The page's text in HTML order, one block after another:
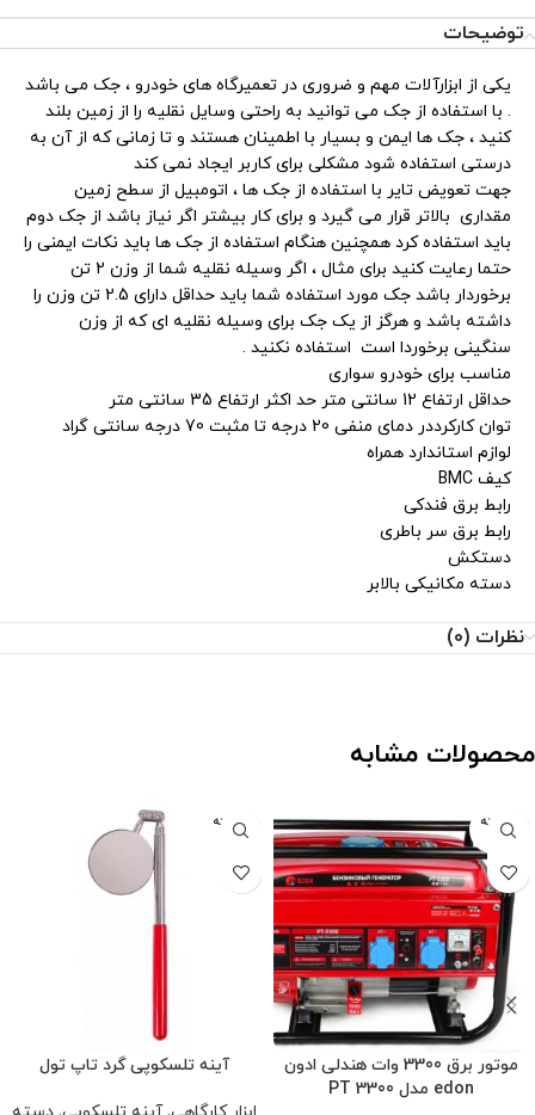
توضیحات
یکی از ابزارآلات مهم و ضروری در تعمیرگاه های خودرو ، جک می باشد
. با استفاده از جک می توانید به راحتی وسایل نقلیه را از زمین بلند
کنید ، جک ها ایمن و بسیار با اطمینان هستند و تا زمانی که از آن به
درستی استفاده شود مشکلی برای کاربر ایجاد نمی کند
جهت تعویض تایر با استفاده از جک ها ، اتومبیل از سطح زمین
مقداری بالاتر قرار می گیرد و برای کار بیشتر اگر نیاز باشد از جک دوم
باید استفاده کرد همچنین هنگام استفاده از جک ها باید نکات ایمنی را
حتما رعایت کنید برای مثال ، اگر وسیله نقلیه شما از وزن 2 تن
برخوردار باشد جک مورد استفاده شما باید حداقل دارای 2.5 تن وزن را
داشته باشد و هرگز از یک جک برای وسیله نقلیه ای که از وزن
سنگینی برخوردا است استفاده نکنید .
مناسب برای خودرو سواری
حداقل ارتفاع 12 سانتی متر حد اکثر ارتفاع 35 سانتی متر
توان کارکرددر دمای منفی 20 درجه تا مثبت 70 درجه سانتی گراد
لوازم استاندارد همراه
کیف BMC
رابط برق فندکی
رابط برق سر باطری
دستکش
دسته مکانیکی بالابر
نظرات (0)
محصولات مشابه
فروخته
شده
موتور برق 3300 وات هندلی ادون
edon مدل PT 3300
فروخته
شده
آینه تلسکوپی گرد تاپ تول
تیم پشتیبانی عصر ابزار آماده ی پاسخ به سوالات شما
عزیزان میباشد